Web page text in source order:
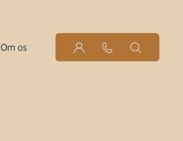
Om os